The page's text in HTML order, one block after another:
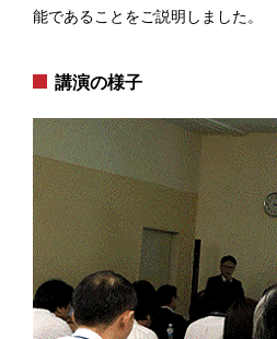
能であることをご説明しました。
講演の様子